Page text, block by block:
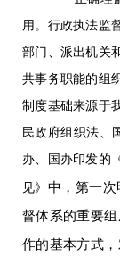
用。行政执法监
部门、派出机关
共事务职能的组
制度基础来源于
民政府组织法、
办、国办印发的
见》 中，第一
督体系的重要
作的基本方式